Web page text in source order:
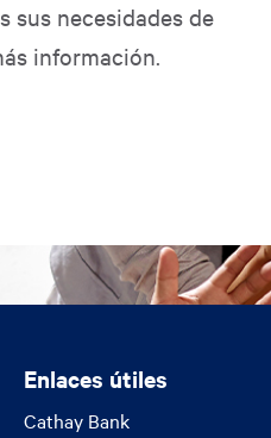
sus necesidades de
información.
Enlaces útiles
Enlaces útiles
Cathay Bank